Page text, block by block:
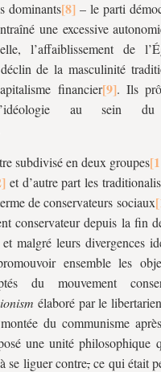
dominants
– le parti
une excessive
l’affaiblissement de
de la masculinité
financier
. Ils
au sein du
subdivisé en deux groupes
et d’autre part les
de conservateurs sociaux
conservateur depuis la fin
malgré leurs divergences
ensemble les
du mouvement
élaboré par le
du communisme
une unité philosophique
se liguer contre,ce qui était